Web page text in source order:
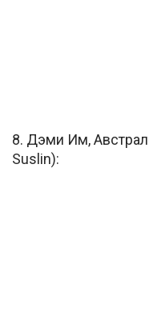
8. Дэми Им,
Suslin):